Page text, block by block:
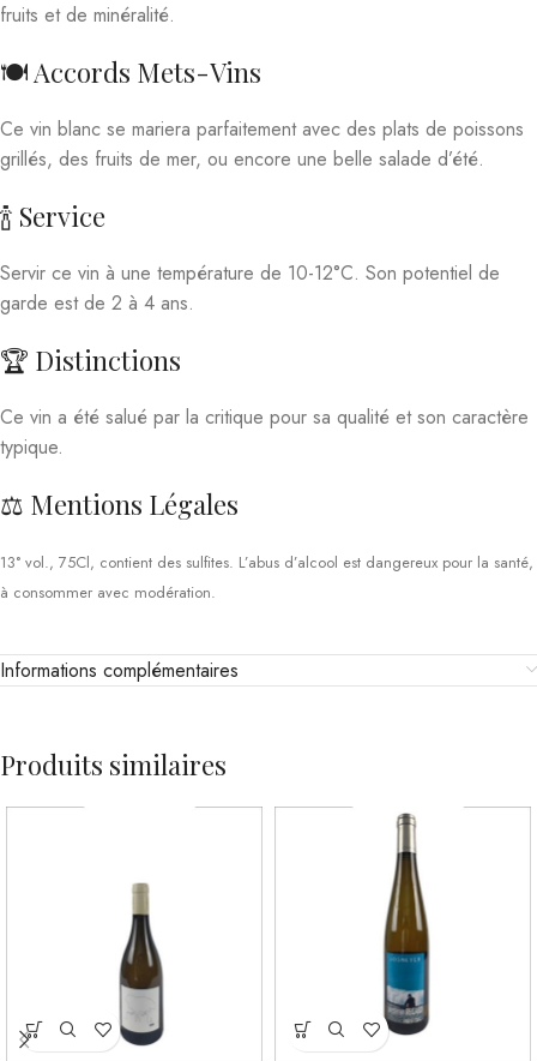
fruits et de minéralité.
🍽️ Accords Mets-Vins
Ce vin blanc se mariera parfaitement avec des plats de poissons
grillés, des fruits de mer, ou encore une belle salade d’été.
🍾 Service
Servir ce vin à une température de 10-12°C. Son potentiel de
garde est de 2 à 4 ans.
🏆 Distinctions
Ce vin a été salué par la critique pour sa qualité et son caractère
typique.
⚖️ Mentions Légales
13° vol., 75Cl, contient des sulfites. L’abus d’alcool est dangereux pour la santé,
à consommer avec modération.
Informations complémentaires
Produits similaires